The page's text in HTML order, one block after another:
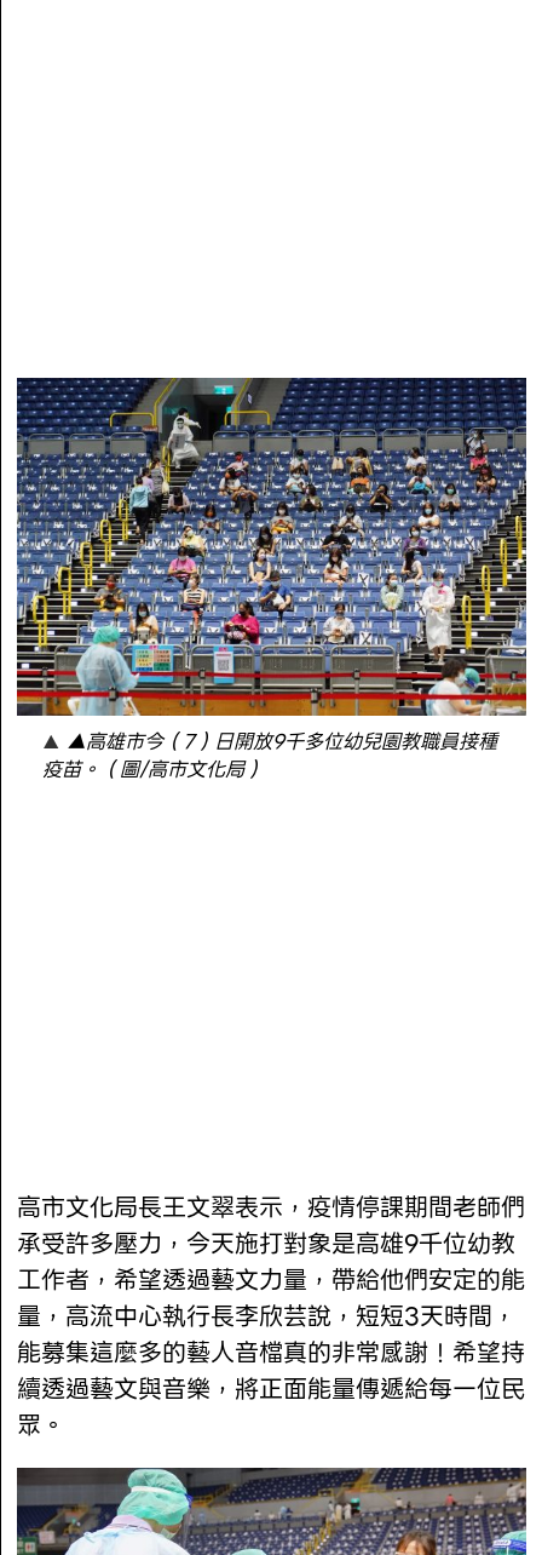
▲高雄市今（7）日開放9千多位幼兒園教職員接種
疫苗。（圖/高市文化局）
高市文化局長王文翠表示，疫情停課期間老師們
承受許多壓力，今天施打對象是高雄9千位幼教
工作者，希望透過藝文力量，帶給他們安定的能
量，高流中心執行長李欣芸說，短短3天時間，
能募集這麼多的藝人音檔真的非常感謝！希望持
續透過藝文與音樂，將正面能量傳遞給每一位民
眾。